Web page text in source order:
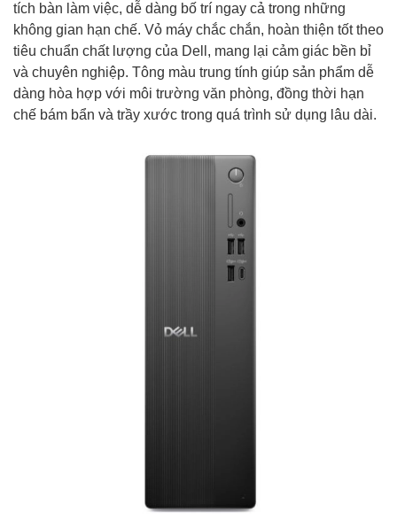
tích bàn làm việc, dễ dàng bố trí ngay cả trong những
không gian hạn chế. Vỏ máy chắc chắn, hoàn thiện tốt theo
tiêu chuẩn chất lượng của Dell, mang lại cảm giác bền bỉ
và chuyên nghiệp. Tông màu trung tính giúp sản phẩm dễ
dàng hòa hợp với môi trường văn phòng, đồng thời hạn
chế bám bẩn và trầy xước trong quá trình sử dụng lâu dài.